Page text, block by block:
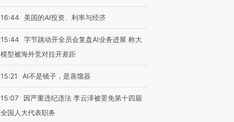
16:44 美国的AI投资、利率与经济
15:44 字节跳动开全员会复盘AI业务进展 称大
模型被海外竞对拉开差距
15:21 AI不是镜子，是蒸馏器
15:07
因严重违纪违法 李云泽被罢免第十四届
全国人大代表职务